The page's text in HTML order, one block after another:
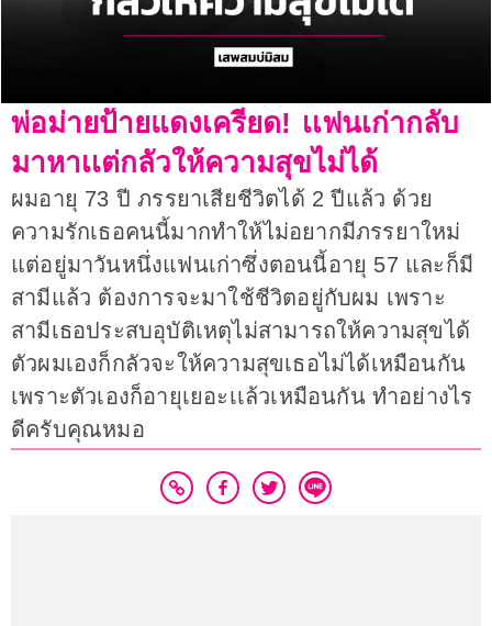
พ่อม่ายป้ายแดงเครียด! เเฟนเก่ากลับ
มาหาเเต่กลัวให้ความสุขไม่ได้
ผมอายุ 73 ปี ภรรยาเสียชีวิตได้ 2 ปีแล้ว ด้วย
ความรักเธอคนนี้มากทำให้ไม่อยากมีภรรยาใหม่
แต่อยู่มาวันหนึ่งแฟนเก่าซึ่งตอนนี้อายุ 57 และก็มี
สามีแล้ว ต้องการจะมาใช้ชีวิตอยู่กับผม เพราะ
สามีเธอประสบอุบัติเหตุไม่สามารถให้ความสุขได้
ตัวผมเองก็กลัวจะให้ความสุขเธอไม่ได้เหมือนกัน
เพราะตัวเองก็อายุเยอะเเล้วเหมือนกัน ทำอย่างไร
ดีครับคุณหมอ